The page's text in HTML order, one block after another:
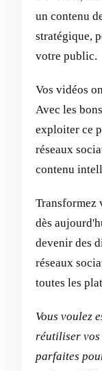
un contenu
stratégique,
votre public.
Vos vidéos
Avec les
exploiter ce
réseaux
contenu
Transformez
dès
devenir des
réseaux
toutes les
Vous voulez
réutiliser vos
parfaites